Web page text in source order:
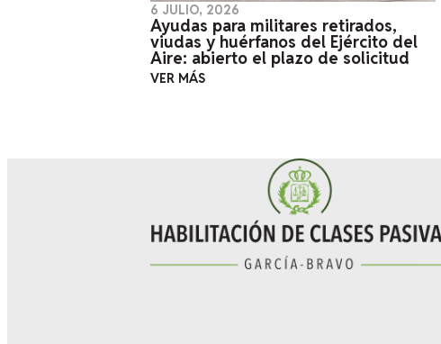
6 JULIO, 2026
Ayudas para militares retirados,
viudas y huérfanos del Ejército del
Aire: abierto el plazo de solicitud
VER MÁS